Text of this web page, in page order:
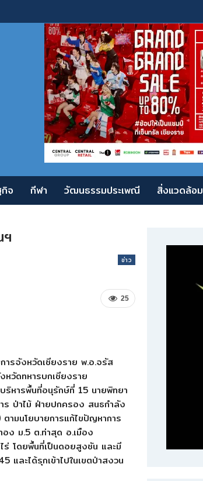
จ กีฬา วัฒนธรรมประเพณี สิ่งแวดล้อม
ข่าว
25
รจังหวัดเชียงราย พ.อ.จรัส
วัดทหารบกเชียงราย
หารพื้นที่อนุรักษ์ที่ 15 นายพิทยา
ร ป่าไม้ ฝ่ายปกครอง สนธกำลัง
ามนโยบายการแก้ไขปัญหาการ
ง ม.5 ต.ท่าสุด อ.เมือง
ร่ โดยพื้นที่เป็นดอยสูงชัน และมี
และได้รุกเข้าไปในเขตป่าสงวน